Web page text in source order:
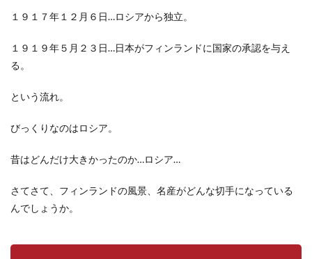
１９１７年１２月６日…ロシアから独立。
１９１９年５月２３日…日本がフィンランドに国家の承認を与え
る。
という流れ。
びっくりなのはロシア。
昔はどんだけ大きかったのか…ロシア…
さてさて、フィンランドの風景、名産がどんな切手になっている
んでしょうか。